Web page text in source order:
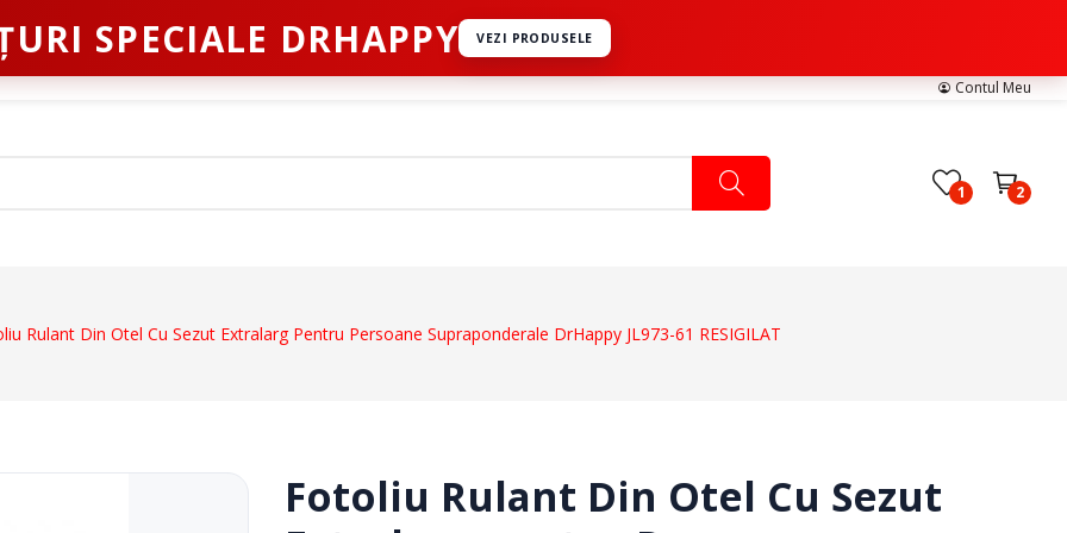
SPECIALE DRHAPPY VEZI PRODUSELE
Contul Meu
1 2
Coloana Vertebrala
Bastoane
Inaltatoare WC
Rulant Din Otel Cu Sezut Extralarg Pentru Persoane Supraponderale DrHappy JL973-61 RESIGILAT
Fotoliu Rulant Din Otel Cu Sezut